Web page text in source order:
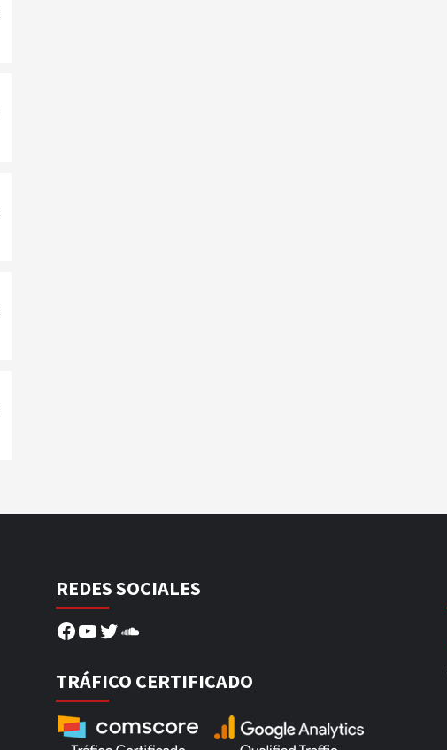
REDES SOCIALES
Facebook
YouTube
Twitter
SoundCloud
TRÁFICO CERTIFICADO